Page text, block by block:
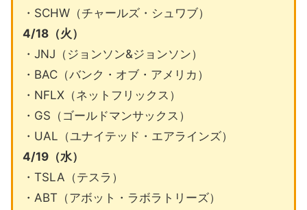
・SCHW（チャールズ・シュワブ）
4/18（火）
・JNJ（ジョンソン&ジョンソン）
・BAC（バンク・オブ・アメリカ）
・NFLX（ネットフリックス）
・GS（ゴールドマンサックス）
・UAL（ユナイテッド・エアラインズ）
4/19（水）
・TSLA（テスラ）
・ABT（アボット・ラボラトリーズ）